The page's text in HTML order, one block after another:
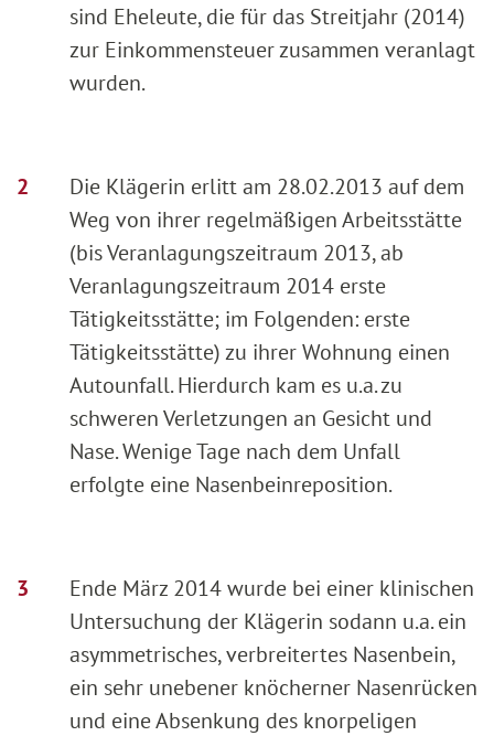
sind Eheleute, die für das Streitjahr (2014)
zur Einkommensteuer zusammen veranlagt
wurden.
Die Klägerin erlitt am 28.02.2013 auf dem
Weg von ihrer regelmäßigen Arbeitsstätte
(bis Veranlagungszeitraum 2013, ab
Veranlagungszeitraum 2014 erste
Tätigkeitsstätte; im Folgenden: erste
Tätigkeitsstätte) zu ihrer Wohnung einen
Autounfall. Hierdurch kam es u.a. zu
schweren Verletzungen an Gesicht und
Nase. Wenige Tage nach dem Unfall
erfolgte eine Nasenbeinreposition.
Ende März 2014 wurde bei einer klinischen
Untersuchung der Klägerin sodann u.a. ein
asymmetrisches, verbreitertes Nasenbein,
ein sehr unebener knöcherner Nasenrücken
und eine Absenkung des knorpeligen